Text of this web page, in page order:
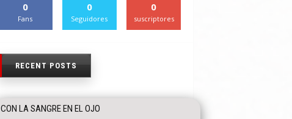
0
Fans
0
Seguidores
0
suscriptores
RECENT POSTS
CON LA SANGRE EN EL OJO